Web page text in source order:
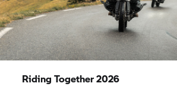
Riding Together 2026